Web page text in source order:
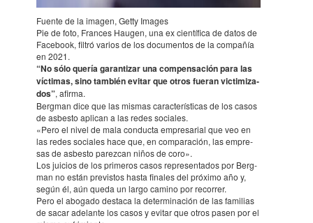
Fuente de la imagen, Getty Images
Pie de foto, Fran­ces Haugen, una ex cien­tífica de datos de
Facebook, filtró varios de los docu­men­tos de la compa­ñía
en 2021.
“No sólo quería garan­tizar una compen­sación para las
vícti­mas, sino también evitar que otros fueran victi­miza­
dos”, afirma.
Berg­man dice que las mismas carac­te­rís­ti­cas de los casos
de asbesto apli­can a las redes socia­les.
«Pero el nivel de mala conducta empre­sa­rial que veo en
las redes socia­les hace que, en compa­ra­ción, las empre­
sas de asbesto parez­can niños de coro».
Los juicios de los prime­ros casos repre­sen­ta­dos por Berg­
man no están previs­tos hasta fina­les del próximo año y,
según él, aún queda un largo camino por reco­rrer.
Pero el abogado destaca la deter­mi­na­ción de las fami­lias
de sacar adelante los casos y evitar que otros pasen por el